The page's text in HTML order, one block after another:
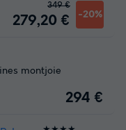
279,20 € -20%
349 €
montjoie
294 €